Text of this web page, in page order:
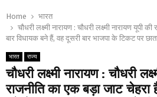
Home
भारत
चौधरी लक्ष्मी नारायण : चौधरी लक्ष्मी नारायण यूपी
बार विधायक बने हैं, वह दूसरी बार भाजपा के टिकट पर
भारत राज्य
चौधरी लक्ष्मी नारायण : चौधरी
राजनीति का एक बड़ा जाट चेहरा